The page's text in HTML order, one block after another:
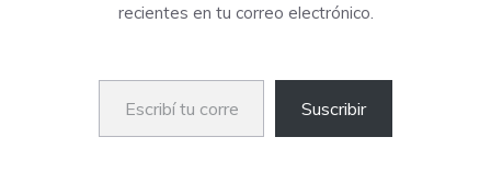
recientes en tu correo electrónico.
Escribí tu correo electrónico…
Suscribir